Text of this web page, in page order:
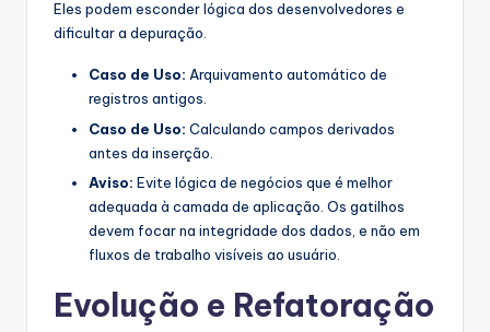
Eles podem esconder lógica dos desenvolvedores e
dificultar a depuração.
Caso de Uso: Arquivamento automático de
registros antigos.
Caso de Uso: Calculando campos derivados
antes da inserção.
Aviso: Evite lógica de negócios que é melhor
adequada à camada de aplicação. Os gatilhos
devem focar na integridade dos dados, e não em
fluxos de trabalho visíveis ao usuário.
Evolução e Refatoração